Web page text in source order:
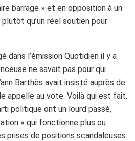
barrage » et en opposition à un
qu’un réel soutien pour
dans l’émission Quotidien il y a
ne savait pas pour qui
Barthès avait insisté auprès de
appelle au vote. Voilà qui est fait.
politique ont un lourd passé,
» qui fonctionne plus ou
prises de positions scandaleuses